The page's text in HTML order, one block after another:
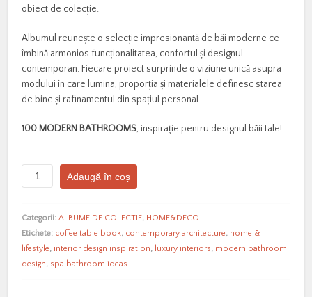
obiect de colecție.
Albumul reunește o selecție impresionantă de băi moderne ce
îmbină armonios funcționalitatea, confortul și designul
contemporan. Fiecare proiect surprinde o viziune unică asupra
modului în care lumina, proporția și materialele definesc starea
de bine și rafinamentul din spațiul personal.
100 MODERN BATHROOMS, inspirație pentru designul băii tale!
Cantitate
100
BATHROOMS
COFFEE
TABLE
BOOK
Adaugă în coș
Categorii:ALBUME DE COLECTIE, HOME&DECO
Etichete: coffee table book, contemporary architecture, home &
lifestyle, interior design inspiration, luxury interiors, modern bathroom
design, spa bathroom ideas